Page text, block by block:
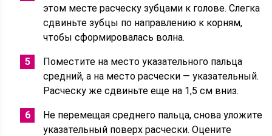
этом месте расческу зубцами к голове. Слегка
сдвиньте зубцы по направлению к корням,
чтобы сформировалась волна.
Поместите на место указательного пальца
средний, а на место расчески — указательный.
Расческу же сдвиньте еще на 1,5 см вниз.
Не перемещая среднего пальца, снова уложите
указательный поверх расчески. Оцените